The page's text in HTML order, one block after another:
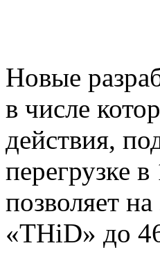
Новые
в числе
действия,
перегрузке
позволяет
«THiD» до